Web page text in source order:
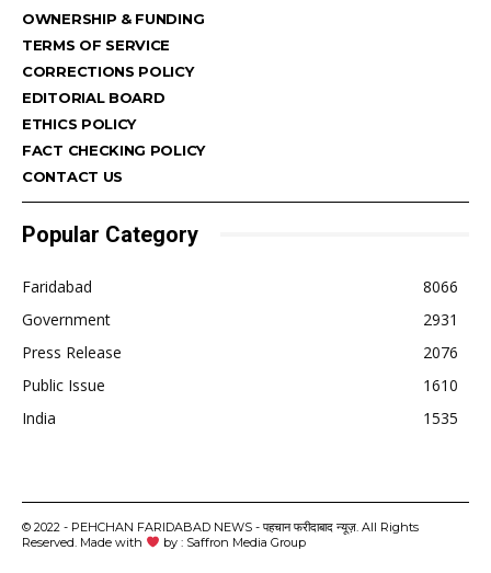
OWNERSHIP & FUNDING
TERMS OF SERVICE
CORRECTIONS POLICY
EDITORIAL BOARD
ETHICS POLICY
FACT CHECKING POLICY
CONTACT US
Popular Category
Faridabad
8066
Government
2931
Press Release
2076
Public Issue
1610
India
1535
© 2022 - PEHCHAN FARIDABAD NEWS - पहचान फरीदाबाद न्यूज़. All Rights
Reserved. Made with
by : Saffron Media Group